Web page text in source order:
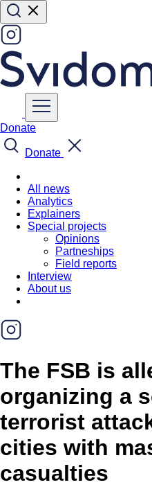
Donate
Donate
All news
Analytics
Explainers
Special projects
Opinions
Partneships
Field reports
Interview
About us
The FSB is
organizing a
terrorist
cities with
casualties